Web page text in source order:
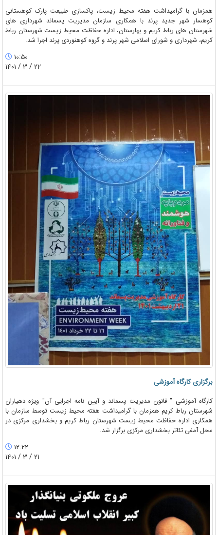
همزمان با گرامیداشت هفته محیط زیست، پاکسازی طبیعت پارک کوهستانی
کوهسار شهر جدید پرند با همکاری سازمان مدیریت پسماند شهرداری های
شهرستان های رباط کریم و بهارستان، اداره حفاظت محیط زیست شهرستان رباط
کریم، شهرداری و شورای اسلامی شهر پرند و گروه کوهنوردی پرند اجرا شد.
۱۰:۵۰
۲۲ / ۳ / ۱۴۰۱
برگزاری کارگاه آموزشی
کارگاه آموزشی " قانون مدیریت پسماند و آیین نامه اجرایی آن" ویژه دهیاران
شهرستان رباط کریم همزمان با گرامیداشت هفته محیط زیست توسط سازمان با
همکاری اداره حفاظت محیط زیست شهرستان رباط کریم و بخشداری مرکزی در
محل آمفی تئاتر بخشداری مرکزی برگزار شد.
۱۲:۲۲
۲۱ / ۳ / ۱۴۰۱